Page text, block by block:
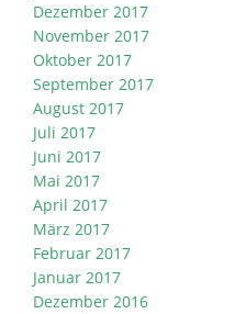
Dezember 2017
November 2017
Oktober 2017
September 2017
August 2017
Juli 2017
Juni 2017
Mai 2017
April 2017
März 2017
Februar 2017
Januar 2017
Dezember 2016